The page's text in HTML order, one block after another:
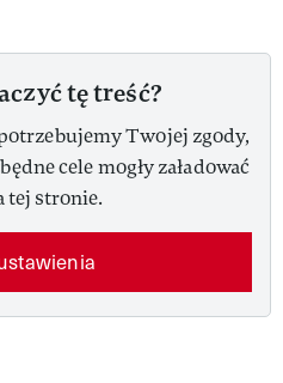
tę treść?
Twojej zgody,
cele mogły załadować
tej stronie.